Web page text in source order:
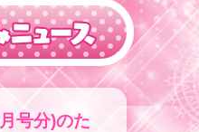
号分)のた